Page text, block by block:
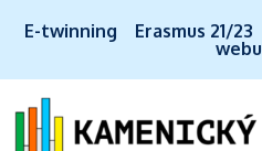
E-twinning Erasmus 21/23
webu